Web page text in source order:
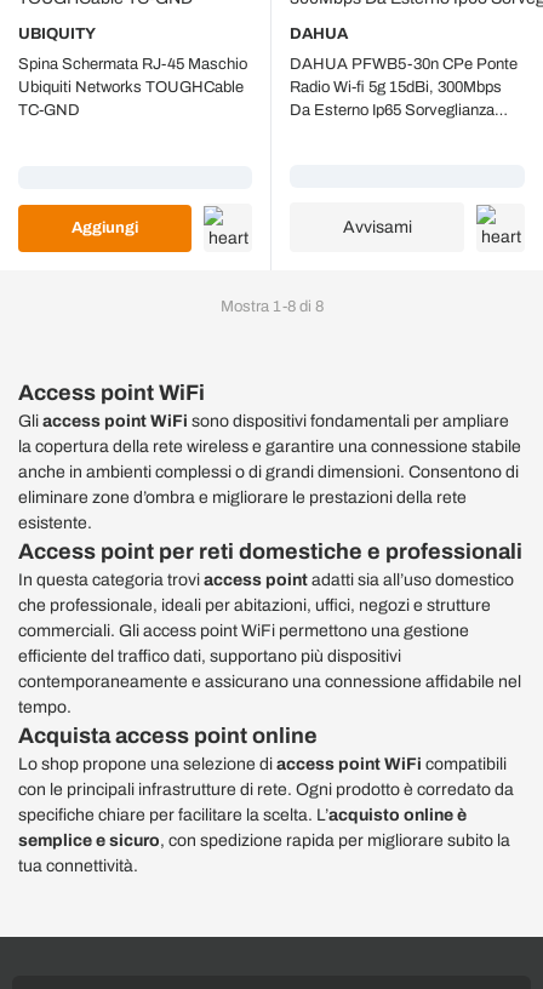
UBIQUITY
Spina Schermata RJ-45 Maschio
Ubiquiti Networks TOUGHCable
TC-GND
Aggiungi
DAHUA
DAHUA PFWB5-30n CPe Ponte
Radio Wi-fi 5g 15dBi, 300Mbps
Da Esterno Ip65 Sorveglianza
Avvisami
Mostra 1-8di 8
Access point WiFi
Gli access point WiFi sono dispositivi fondamentali per ampliare
la copertura della rete wireless e garantire una connessione stabile
anche in ambienti complessi o di grandi dimensioni. Consentono di
eliminare zone d’ombra e migliorare le prestazioni della rete
esistente.
Access point per reti domestiche e professionali
In questa categoria trovi access point adatti sia all’uso domestico
che professionale, ideali per abitazioni, uffici, negozi e strutture
commerciali. Gli access point WiFi permettono una gestione
efficiente del traffico dati, supportano più dispositivi
contemporaneamente e assicurano una connessione affidabile nel
tempo.
Acquista access point online
Lo shop propone una selezione di access point WiFi compatibili
con le principali infrastrutture di rete. Ogni prodotto è corredato da
specifiche chiare per facilitare la scelta. L’acquisto online è
semplice e sicuro, con spedizione rapida per migliorare subito la
tua connettività.